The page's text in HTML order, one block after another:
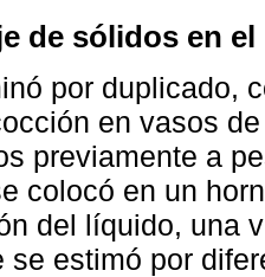
de sólidos en
por duplicado,
en vasos
previamente a
colocó en un
del líquido, una
se estimó por